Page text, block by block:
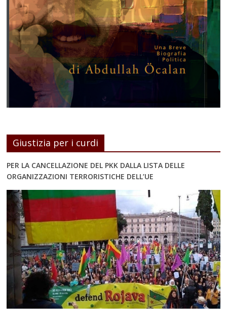
Giustizia per i curdi
PER LA CANCELLAZIONE DEL PKK DALLA LISTA DELLE
ORGANIZZAZIONI TERRORISTICHE DELL’UE